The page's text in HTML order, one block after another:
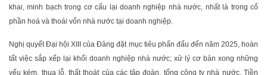
khai, minh bạch trong cơ cấu lại doanh nghiệp nhà nước, nhất là trong cổ
phần hoá và thoái vốn nhà nước tại doanh nghiệp.
Nghị quyết Đại hội XIII của Đảng đặt mục tiêu phấn đấu đến năm 2025, hoàn
tất việc sắp xếp lại khối doanh nghiệp nhà nước; xử lý cơ bản xong những
yếu kém, thua lỗ, thất thoát của các tập đoàn, tổng công ty nhà nước. Tiền